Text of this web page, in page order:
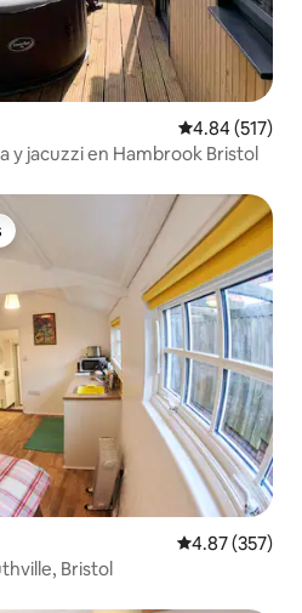
Calificación
4.84 (517)
y jacuzzi en Hambrook Bristol
Calificación
4.87 (357)
Bristol